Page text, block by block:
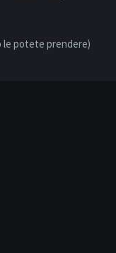
le potete prendere)